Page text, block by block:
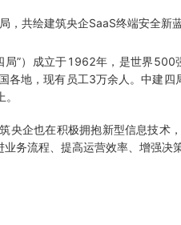
”）成立于1962年，是世界
各地，现有员工3万余人。中建
企也在积极拥抱新型信息技术
务流程、提高运营效率、增强决